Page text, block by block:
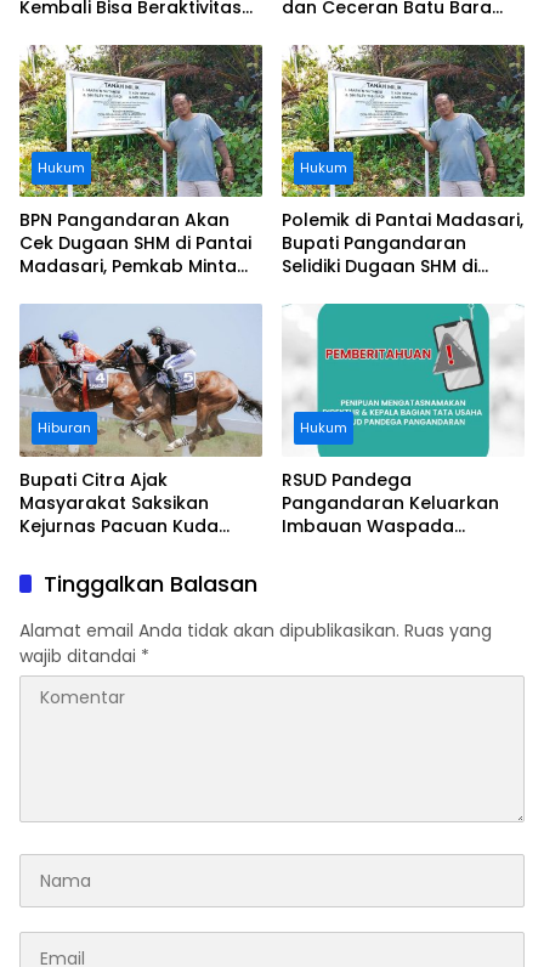
Kembali Bisa Beraktivitas
Ditanggung BPJS
dan Ceceran Batu Bara
Buruknya Koordinasi
Perusahaan
Hukum
BPN Pangandaran Akan
Cek Dugaan SHM di Pantai
Madasari, Pemkab Minta
Hukum
Polemik di Pantai Madasari,
Bupati Pangandaran
Selidiki Dugaan SHM di
Pantai
Hiburan
Bupati Citra Ajak
Masyarakat Saksikan
Kejurnas Pacuan Kuda
Legokjawa
Hukum
RSUD Pandega
Pangandaran Keluarkan
Imbauan Waspada
Tinggalkan Balasan
Alamat email Anda tidak akan dipublikasikan. Ruas yang
wajib ditandai *